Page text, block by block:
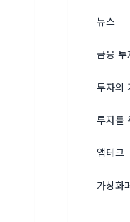
뉴스
금융 투
투자의
투자를
앱테크
가상화